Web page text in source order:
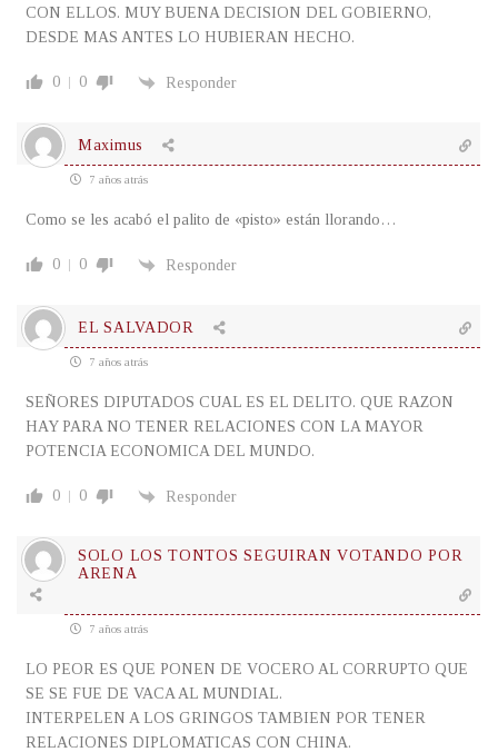
CON ELLOS. MUY BUENA DECISION DEL GOBIERNO,
DESDE MAS ANTES LO HUBIERAN HECHO.
0 0 Responder
Maximus
7 años atrás
Como se les acabó el palito de «pisto» están llorando…
0 0 Responder
EL SALVADOR
7 años atrás
SEÑORES DIPUTADOS CUAL ES EL DELITO. QUE RAZON
HAY PARA NO TENER RELACIONES CON LA MAYOR
POTENCIA ECONOMICA DEL MUNDO.
0 0 Responder
SOLO LOS TONTOS SEGUIRAN VOTANDO POR
ARENA
7 años atrás
LO PEOR ES QUE PONEN DE VOCERO AL CORRUPTO QUE
SE SE FUE DE VACA AL MUNDIAL.
INTERPELEN A LOS GRINGOS TAMBIEN POR TENER
RELACIONES DIPLOMATICAS CON CHINA.